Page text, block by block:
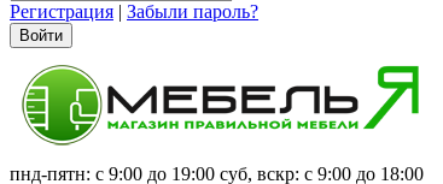
Регистрация | Забыли пароль?
Войти
пнд-пятн: с 9:00 до 19:00 суб, вскр: с 9:00 до 18:00